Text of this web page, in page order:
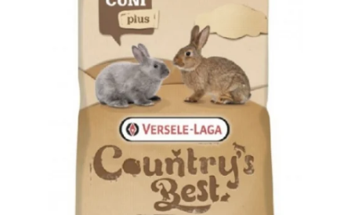
Hrana (furaje)
Găini şi alte păsări